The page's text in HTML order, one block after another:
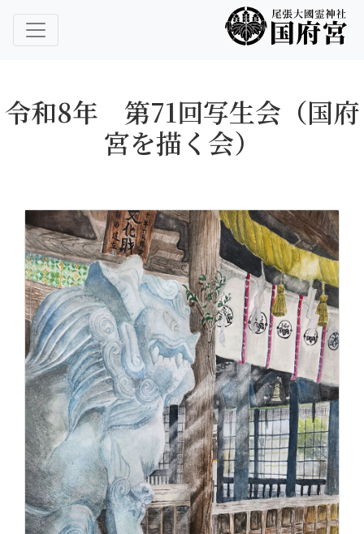
尾張大國霊神社 国府宮
尾張大國霊神社 国府宮｜ご祈祷 はだか祭
令和8年 第71回写生会（国府
宮を描く会）